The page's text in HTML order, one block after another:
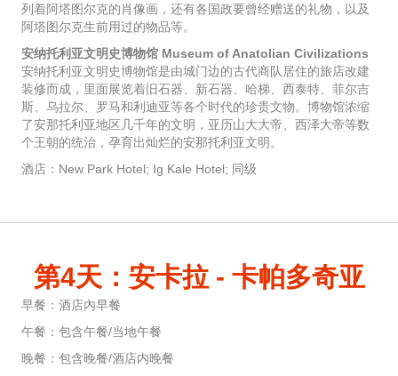
列着阿塔图尔克的肖像画，还有各国政要曾经赠送的礼物，以及
阿塔图尔克生前用过的物品等。
安纳托利亚文明史博物馆 Museum of Anatolian Civilizations
安纳托利亚文明史博物馆是由城门边的古代商队居住的旅店改建
装修而成，里面展览着旧石器、新石器、哈梯、西泰特、菲尔吉
斯、乌拉尔、罗马和利迪亚等各个时代的珍贵文物。博物馆浓缩
了安那托利亚地区几千年的文明，亚历山大大帝、西泽大帝等数
个王朝的统治，孕育出灿烂的安那托利亚文明。
酒店：New Park Hotel; Ig Kale Hotel; 同级
第4天：安卡拉 - 卡帕多奇亚
早餐：酒店內早餐
午餐：包含午餐/当地午餐
晚餐：包含晚餐/酒店内晚餐